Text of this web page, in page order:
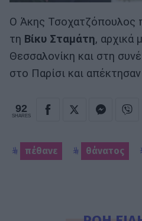
Ο Άκης Τσοχατζόπουλος
τη Βίκυ Σταμάτη, αρχικά
Θεσσαλονίκη και στη
στο Παρίσι και απέκτησαν
92
SHARES
πέθανε θάνατος